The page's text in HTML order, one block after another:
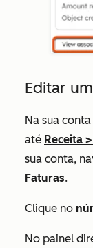
Editar
Na sua
até Receita >
sua conta,
Faturas.
Clique no
No painel